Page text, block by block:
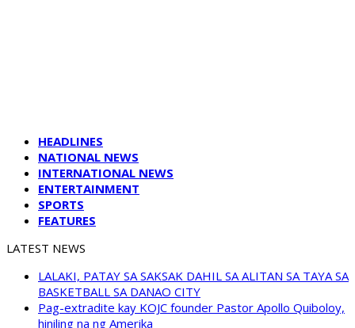
HEADLINES
NATIONAL NEWS
INTERNATIONAL NEWS
ENTERTAINMENT
SPORTS
FEATURES
LATEST NEWS
LALAKI, PATAY SA SAKSAK DAHIL SA ALITAN SA TAYA SA
BASKETBALL SA DANAO CITY
Pag-extradite kay KOJC founder Pastor Apollo Quiboloy,
hiniling na ng Amerika